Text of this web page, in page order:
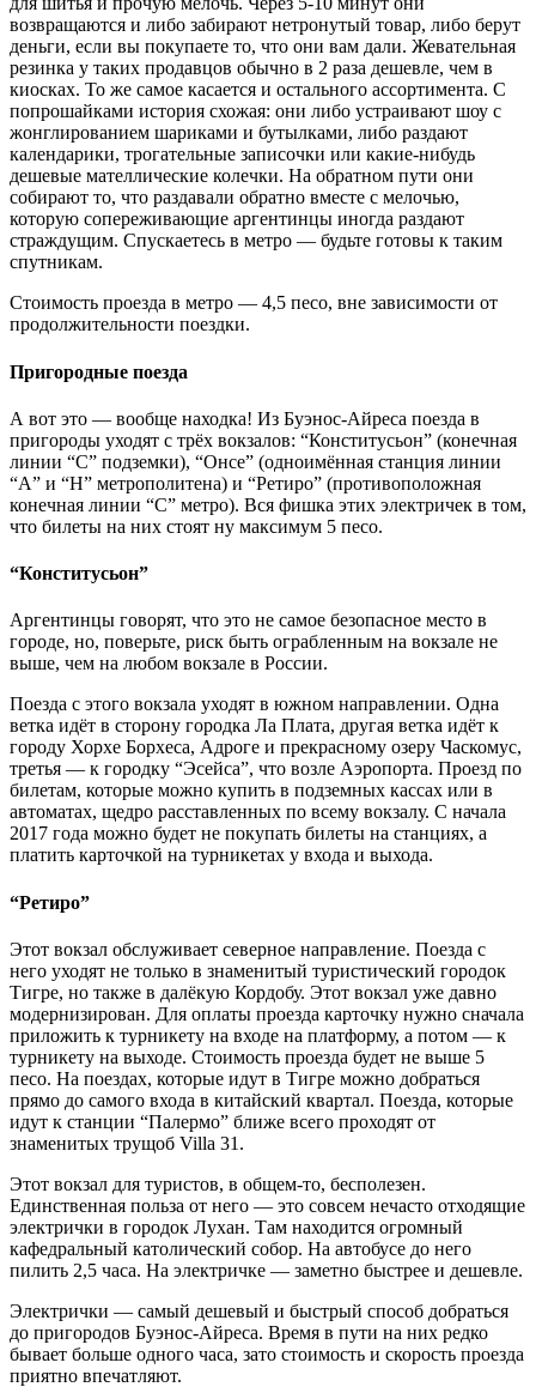
возвращаются и либо забирают нетронутый товар, либо берут
деньги, если вы покупаете то, что они вам дали. Жевательная
резинка у таких продавцов обычно в 2 раза дешевле, чем в
киосках. То же самое касается и остального ассортимента. С
попрошайками история схожая: они либо устраивают шоу с
жонглированием шариками и бутылками, либо раздают
календарики, трогательные записочки или какие-нибудь
дешевые мателлические колечки. На обратном пути они
собирают то, что раздавали обратно вместе с мелочью,
которую сопереживающие аргентинцы иногда раздают
страждущим. Спускаетесь в метро — будьте готовы к таким
спутникам.
Стоимость проезда в метро — 4,5 песо, вне зависимости от
продолжительности поездки.
Пригородные поезда
А вот это — вообще находка! Из Буэнос-Айреса поезда в
пригороды уходят с трёх вокзалов: “Конститусьон” (конечная
линии “С” подземки), “Онсе” (одноимённая станция линии
“A” и “H” метрополитена) и “Ретиро” (противоположная
конечная линии “С” метро). Вся фишка этих электричек в том,
что билеты на них стоят ну максимум 5 песо.
“Конститусьон”
Аргентинцы говорят, что это не самое безопасное место в
городе, но, поверьте, риск быть ограбленным на вокзале не
выше, чем на любом вокзале в России.
Поезда с этого вокзала уходят в южном направлении. Одна
ветка идёт в сторону городка Ла Плата, другая ветка идёт к
городу Хорхе Борхеса, Адроге и прекрасному озеру Часкомус,
третья — к городку “Эсейса”, что возле Аэропорта. Проезд по
билетам, которые можно купить в подземных кассах или в
автоматах, щедро расставленных по всему вокзалу. С начала
2017 года можно будет не покупать билеты на станциях, а
платить карточкой на турникетах у входа и выхода.
“Ретиро”
Этот вокзал обслуживает северное направление. Поезда с
него уходят не только в знаменитый туристический городок
Тигре, но также в далёкую Кордобу. Этот вокзал уже давно
модернизирован. Для оплаты проезда карточку нужно сначала
приложить к турникету на входе на платформу, а потом — к
турникету на выходе. Стоимость проезда будет не выше 5
песо. На поездах, которые идут в Тигре можно добраться
прямо до самого входа в китайский квартал. Поезда, которые
идут к станции “Палермо” ближе всего проходят от
знаменитых трущоб Villa 31.
Этот вокзал для туристов, в общем-то, бесполезен.
Единственная польза от него — это совсем нечасто отходящие
электрички в городок Лухан. Там находится огромный
кафедральный католический собор. На автобусе до него
пилить 2,5 часа. На электричке — заметно быстрее и дешевле.
Электрички — самый дешевый и быстрый способ добраться
до пригородов Буэнос-Айреса. Время в пути на них редко
бывает больше одного часа, зато стоимость и скорость проезда
приятно впечатляют.